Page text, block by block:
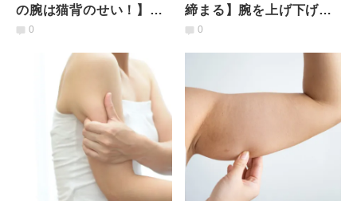
の腕は猫背のせい！】姿
勢ピン・二の腕スッキリ
0
締まる】腕を上げ下げす
るだけ！座ったまま簡単
0